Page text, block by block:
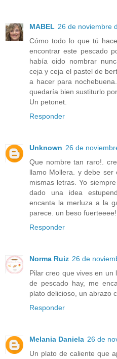
MABEL 26 de noviembre
Cómo todo lo que tú
encontrar este pescado
había oido nombrar
ceja y ceja el pastel de
a hacer para
quedaría bien sustiturlo
Un petonet.
Responder
Unknown 26 de
Que nombre tan raro!.
llamo Mollera. y debe ser
mismas letras. Yo
dado una idea
encanta la merluza a la
parece. un beso
Responder
Norma Ruiz 26 de
Pilar creo que vives en un
de pescado hay, me
plato delicioso, un abrazo
Responder
Melania Daniela 26 de
Un plato de caliente que